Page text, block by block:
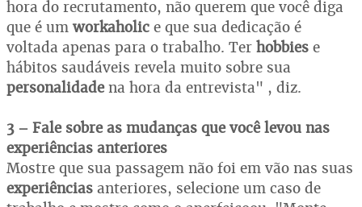
hora do recrutamento, não querem que você diga
que é um workaholic e que sua dedicação é
voltada apenas para o trabalho. Ter hobbies e
hábitos saudáveis revela muito sobre sua
personalidadena hora da entrevista" , diz.
3 – Fale sobre as mudanças que você levou nas
experiências anteriores
Mostre que sua passagem não foi em vão nas suas
experiências anteriores, selecione um caso de